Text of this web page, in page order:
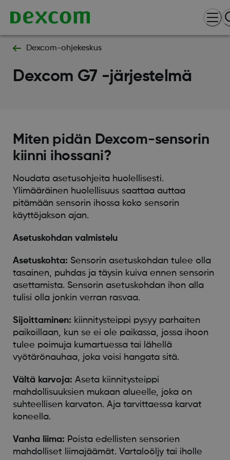
Dexcom-ohjekeskus
Dexcom G7 -järjestelmä
Miten pidän Dexcom-sensorin
kiinni ihossani?
Noudata asetusohjeita huolellisesti.
Ylimääräinen huolellisuus saattaa auttaa
pitämään sensorin ihossa koko sensorin
käyttöjakson ajan.
Asetuskohdan valmistelu
Asetuskohta: Sensorin asetuskohdan tulee olla
tasainen, puhdas ja täysin kuiva ennen sensorin
asettamista. Sensorin asetuskohdan ihon alla
tulisi olla jonkin verran rasvaa.
Sijoittaminen: kiinnitysteippi pysyy parhaiten
paikoillaan, kun se ei ole paikassa, jossa ihoon
tulee poimuja kumartuessa tai lähellä
vyötärönauhaa, joka voisi hangata sitä.
Vältä karvoja: Aseta kiinnitysteippi
mahdollisuuksien mukaan alueelle, joka on
suhteellisen karvaton. Aja tarvittaessa karvat
koneella.
Vanha liima: Poista edellisten sensorien
mahdolliset liimajäämät. Vartaloöljy tai iholle